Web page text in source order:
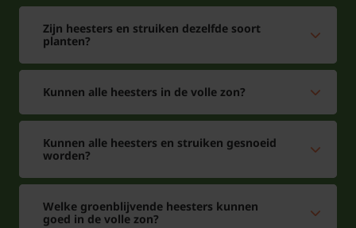
Zijn heesters en struiken dezelfde soort
planten?
Kunnen alle heesters in de volle zon?
Kunnen alle heesters en struiken gesnoeid
worden?
Welke groenblijvende heesters kunnen
goed in de volle zon?